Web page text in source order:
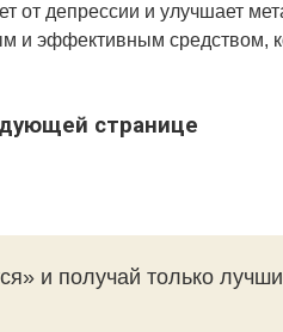
от депрессии и улучшает
и эффективным средством,
странице
и получай только